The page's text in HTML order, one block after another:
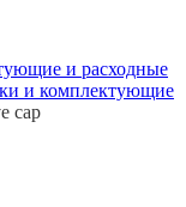
и расходные
и комплектующие
cap